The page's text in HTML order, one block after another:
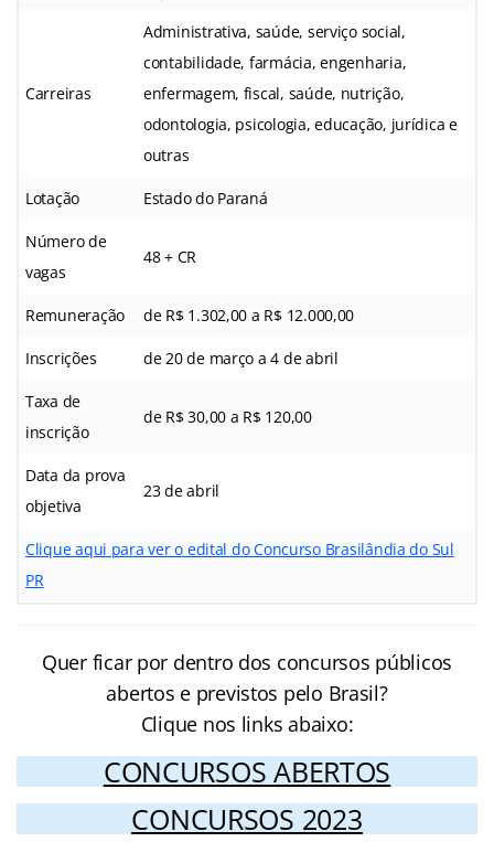
Carreiras
Administrativa, saúde, serviço social,
contabilidade, farmácia, engenharia,
enfermagem, fiscal, saúde, nutrição,
odontologia, psicologia, educação, jurídica e
outras
Lotação Estado do Paraná
Número de
vagas
48 + CR
Remuneração de R$ 1.302,00 a R$ 12.000,00
Inscrições de 20 de março a 4 de abril
Taxa de
inscrição
de R$ 30,00 a R$ 120,00
Data da prova
objetiva
23 de abril
Clique aqui para ver o edital do Concurso Brasilândia do Sul
PR
Quer ficar por dentro dos concursos públicos
abertos e previstos pelo Brasil?
Clique nos links abaixo:
CONCURSOS ABERTOS
CONCURSOS 2023